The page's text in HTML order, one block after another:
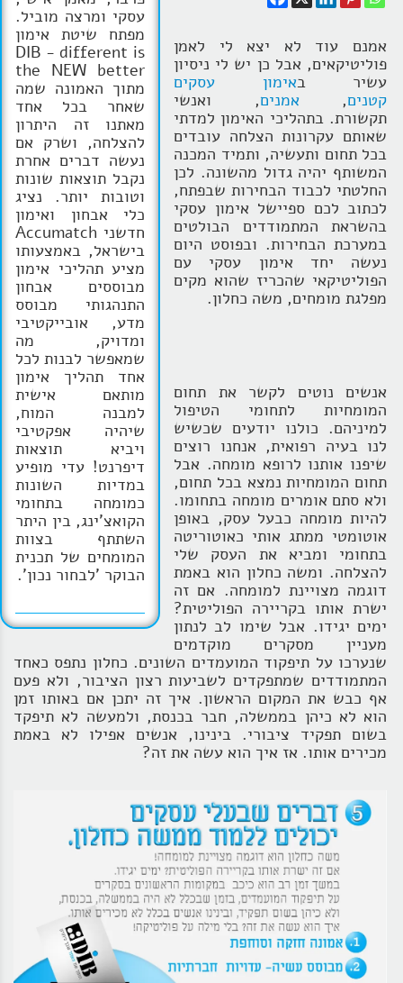
עסקי ומרצה מוביל.
מפתח שיטת אימון
DIB - different is
the NEW better
מתוך האמונה שמה
שאחר בכל אחד
מאתנו זה היתרון
להצלחה, ושרק אם
נעשה דברים אחרת
נקבל תוצאות שונות
וטובות יותר. נציג
כלי אבחון ואימון
חדשני Accumatch
בישראל, באמצעותו
מציע תהליכי אימון
מבוססים אבחון
התנהגותי מבוסס
מדע, אובייקטיבי
ומדויק, מה
שמאפשר לבנות לכל
אחד תהליך אימון
מותאם אישית
למבנה המוח,
שיהיה אפקטיבי
ויביא תוצאות
דיפרנט! עדי מופיע
במדיות השונות
כמומחה בתחומי
הקואצ'ינג, בין היתר
השתתף בצוות
המומחים של תכנית
הבוקר 'לבחור נכון'.
אמנם עוד לא יצא לי לאמן
פוליטיקאים, אבל כן יש לי ניסיון
עשיר באימון עסקים
קטנים,אמנים, ואנשי
תקשורת. בתהליכי האימון למדתי
שאותם עקרונות הצלחה עובדים
בכל תחום ותעשיה, ותמיד המכנה
המשותף יהיה גדול מהשונה. לכן
החלטתי לכבוד הבחירות שבפתח,
לכתוב לכם ספיישל אימון עסקי
בהשראת המתמודדים הבולטים
במערכת הבחירות. ובפוסט היום
נעשה יחד אימון עסקי עם
הפוליטיקאי שהכריז שהוא מקים
מפלגת מומחים, משה כחלון.
אנשים נוטים לקשר את תחום
המומחיות לתחומי הטיפול
למיניהם. כולנו יודעים שכשיש
לנו בעיה רפואית, אנחנו רוצים
שיפנו אותנו לרופא מומחה. אבל
תחום המומחיות נמצא בכל תחום,
ולא סתם אומרים מומחה בתחומו.
להיות מומחה כבעל עסק, באופן
אוטומטי ממתג אותי כאוטוריטה
בתחומי ומביא את העסק שלי
להצלחה. ומשה כחלון הוא באמת
דוגמה מצויינת למומחה. אם זה
ישרת אותו בקריירה הפוליטית?
ימים יגידו. אבל שימו לב לנתון
מעניין מסקרים מוקדמים
שנערכו על תיפקוד המועמדים השונים. כחלון נתפס כאחד
המתמודדים שמתפקדים לשביעות רצון הציבור, ולא פעם
אף כבש את המקום הראשון. איך זה יתכן אם באותו זמן
הוא לא כיהן בממשלה, חבר בכנסת, ולמעשה לא תיפקד
בשום תפקיד ציבורי. בינינו, אנשים אפילו לא באמת
מכירים אותו. אז איך הוא עשה את זה?